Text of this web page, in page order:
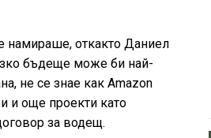
намираше, откакто Даниел
бъдеще може би най-
не се знае как Amazon
и още проекти като
за водещ.